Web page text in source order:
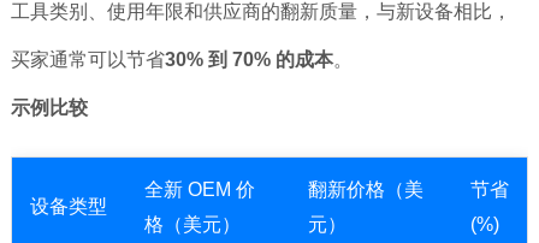
工具类别、使用年限和供应商的翻新质量，与新设备相比，
买家通常可以节省30% 到 70% 的成本。
示例比较
设备类型
全新 OEM 价
格（美元）
翻新价格（美
元）
节省
(%)